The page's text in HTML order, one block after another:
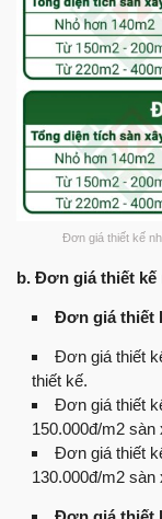
Đơn giá thiết kế
b. Đơn giá thiết kế
Đơn giá thiết
Đơn giá thiết
thiết kế.
Đơn giá thiết
150.000đ/m2
Đơn giá thiết
130.000đ/m2